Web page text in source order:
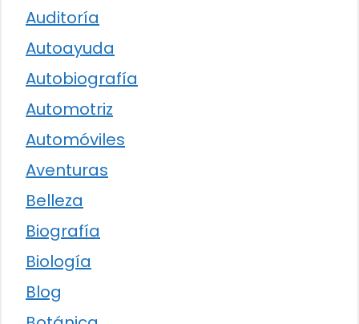
Auditoría
Autoayuda
Autobiografía
Automotriz
Automóviles
Aventuras
Belleza
Biografía
Biología
Blog